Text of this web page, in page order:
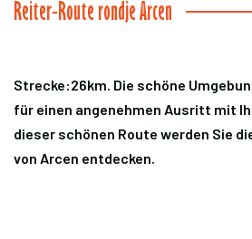
Reiter-Route rondje Arcen
Strecke:26km. Die schöne
für einen angenehmen Ausritt mit
dieser schönen Route werden Sie
von Arcen entdecken.